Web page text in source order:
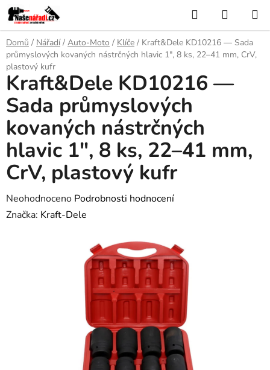
Přejít
na
obsah
Hledat
KOŠÍK
Domů / Nářadí / Auto-Moto / Klíče / Kraft&Dele KD10216 — Sada
průmyslových kovaných nástrčných hlavic 1", 8 ks, 22–41 mm, CrV,
plastový kufr
Kraft&Dele KD10216 —
Sada průmyslových
kovaných nástrčných
hlavic 1", 8 ks, 22–41 mm,
CrV, plastový kufr
Průměrné
hodnocení
Neohodnoceno Podrobnosti hodnocení
Značka: Kraft-Dele